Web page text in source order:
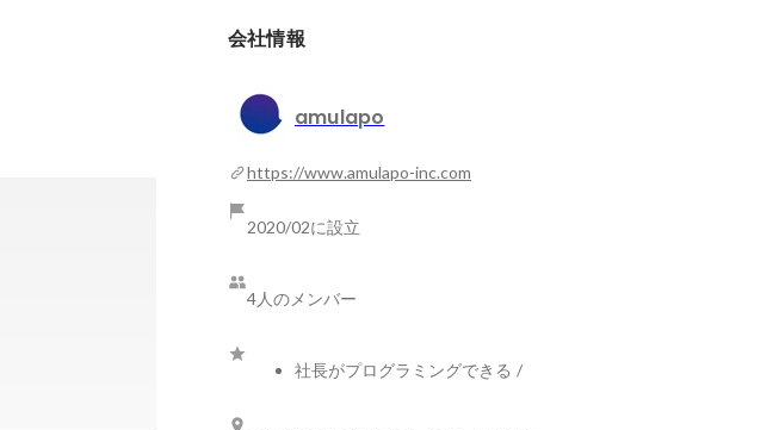
会社情報
amulapo
https://www.amulapo-inc.com
2020/02に設立
4人のメンバー
社長がプログラミングできる /